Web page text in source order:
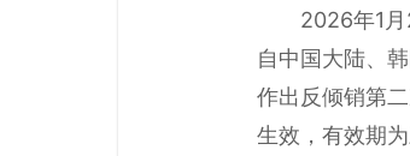
2026年1
自中国大陆、
作出反倾销第
生效，有效期